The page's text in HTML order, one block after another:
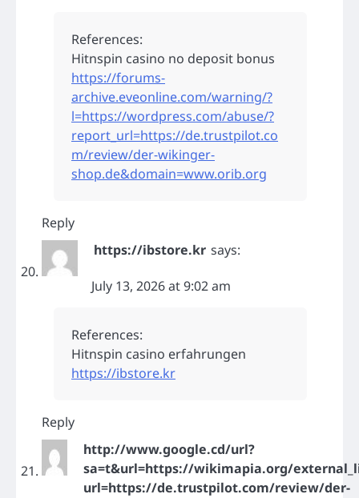
References:
Hitnspin casino no deposit bonus
https://forums-
archive.eveonline.com/warning/?
l=https://wordpress.com/abuse/?
report_url=https://de.trustpilot.co
m/review/der-wikinger-
shop.de&domain=www.orib.org
Reply
https://ibstore.kr says:
July 13, 2026 at 9:02 am
References:
Hitnspin casino erfahrungen
https://ibstore.kr
Reply
http://www.google.cd/url?
sa=t&url=https://wikimapia.org/
url=https://de.trustpilot.com/review/der-